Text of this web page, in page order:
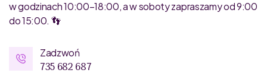
w godzinach 10:00–18:00, a w soboty zapraszamy od 9:00
do 15:00. 👣
Zadzwoń
735 682 687